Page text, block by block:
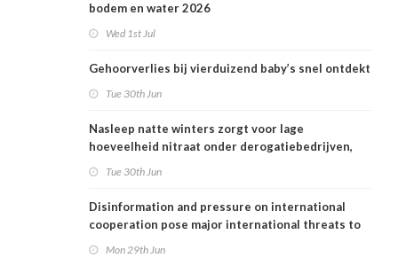
bodem en water 2026
Wed 1st Jul
Gehoorverlies bij vierduizend baby’s snel ontdekt
Tue 30th Jun
Nasleep natte winters zorgt voor lage
hoeveelheid nitraat onder derogatiebedrijven,
Tue 30th Jun
Disinformation and pressure on international
cooperation pose major international threats to
Mon 29th Jun